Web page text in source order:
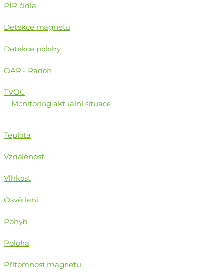
PIR čidla
Detekce magnetu
Detekce polohy
OAR - Radon
TVOC
Monitoring aktuální situace
Teplota
Vzdálenost
Vlhkost
Osvětlení
Pohyb
Poloha
Přítomnost magnetu